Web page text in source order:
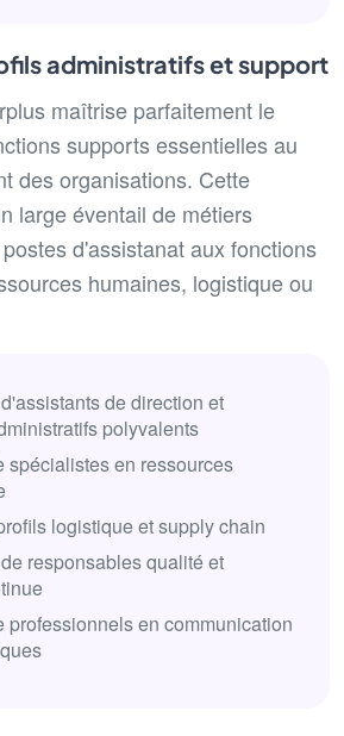
administratifs et support
maîtrise parfaitement le
supports essentielles au
des organisations. Cette
large éventail de métiers
d'assistanat aux fonctions
humaines, logistique ou
de direction et
polyvalents
spécialistes en ressources
logistique et supply chain
responsables qualité et
professionnels en communication